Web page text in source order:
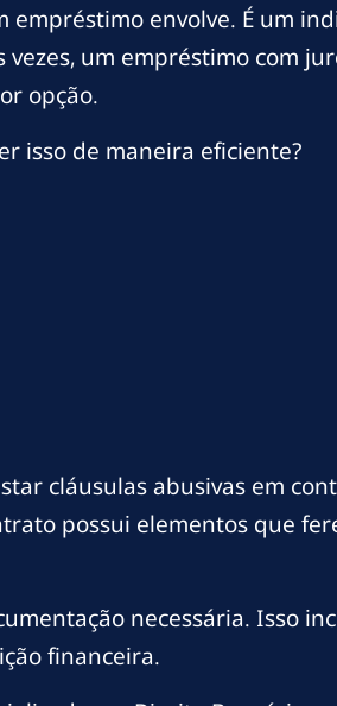
empréstimo envolve. É um
um empréstimo com
opção.
isso de maneira eficiente?
cláusulas abusivas em
possui elementos que
necessária. Isso
financeira.